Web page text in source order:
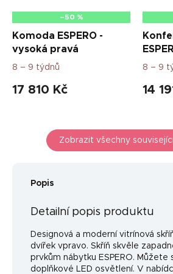
–50 %
Komoda ESPERO -
vysoká pravá
8 – 9 týdnů
17 810 Kč
8 – 9
14
Zobrazit všechny
Popis
Detailní popis produktu
Designová a moderní vitrínová
dvířek vpravo. Skříň skvěle
prvkům nábytku ESPERO. Můžete
doplňkové LED osvětlení. V